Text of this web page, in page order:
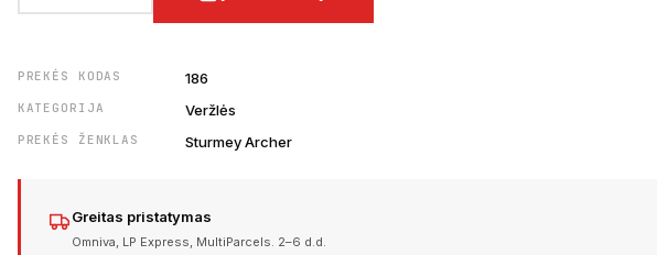
PREKĖS KODAS 186
KATEGORIJA Veržlės
PREKĖS ŽENKLAS Sturmey Archer
Greitas pristatymas
Omniva, LP Express, MultiParcels. 2–6 d.d.